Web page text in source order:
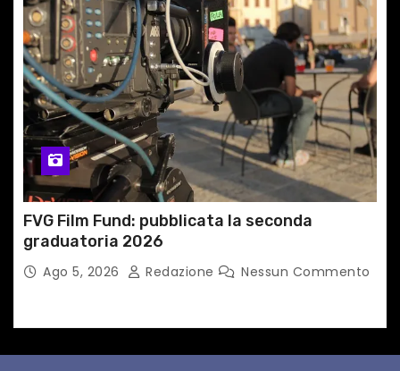
FVG Film Fund: pubblicata la seconda
graduatoria 2026
Ago 5, 2026 Redazione Nessun Commento